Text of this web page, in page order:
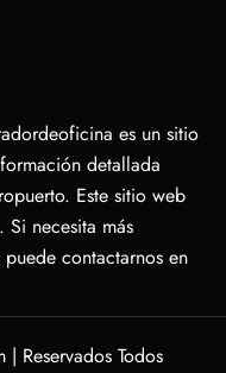
es un sitio
detallada
Este sitio web
necesita más
contactarnos en
| Reservados Todos